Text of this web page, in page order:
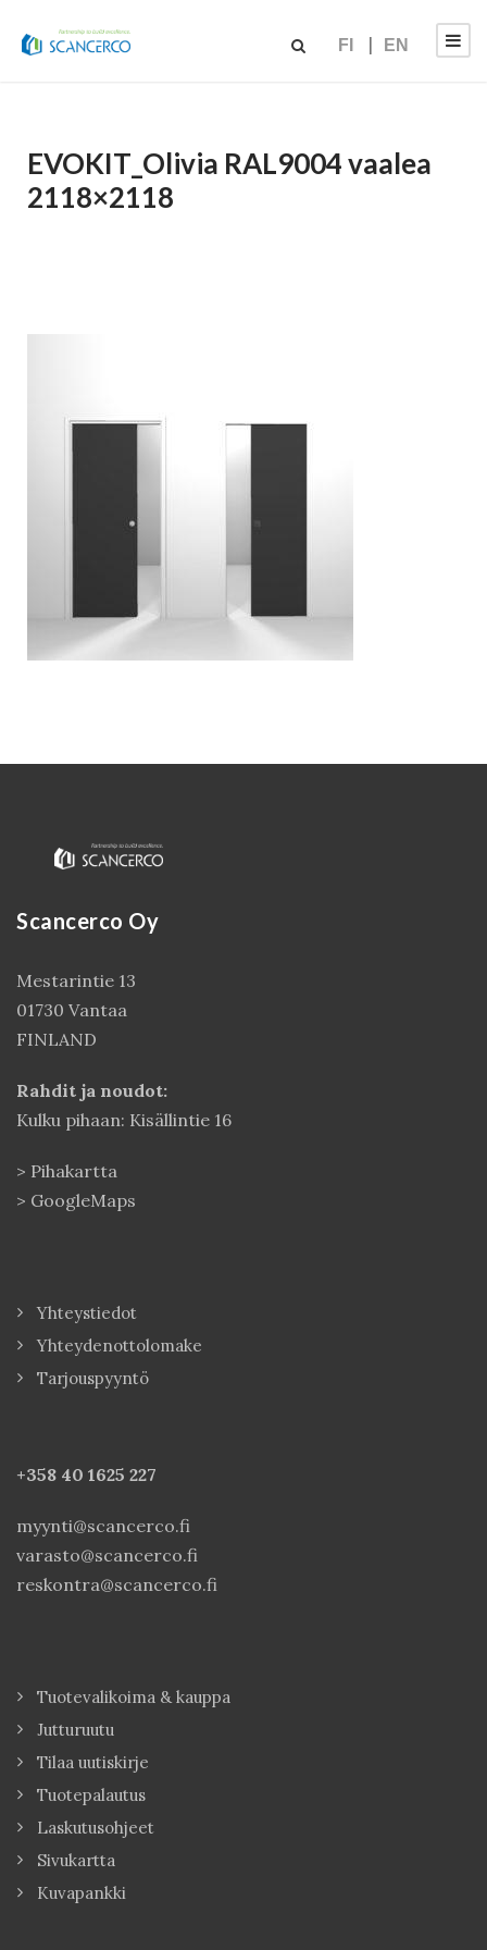
FI EN
EVOKIT_Olivia RAL9004 vaalea
2118×2118
Scancerco Oy
Mestarintie 13
01730 Vantaa
FINLAND
Rahdit ja noudot:
Kulku pihaan: Kisällintie 16
> Pihakartta
> GoogleMaps
Yhteystiedot
Yhteydenottolomake
Tarjouspyyntö
+358 40 1625 227
myynti@scancerco.fi
varasto@scancerco.fi
reskontra@scancerco.fi
Tuotevalikoima & kauppa
Jutturuutu
Tilaa uutiskirje
Tuotepalautus
Laskutusohjeet
Sivukartta
Kuvapankki